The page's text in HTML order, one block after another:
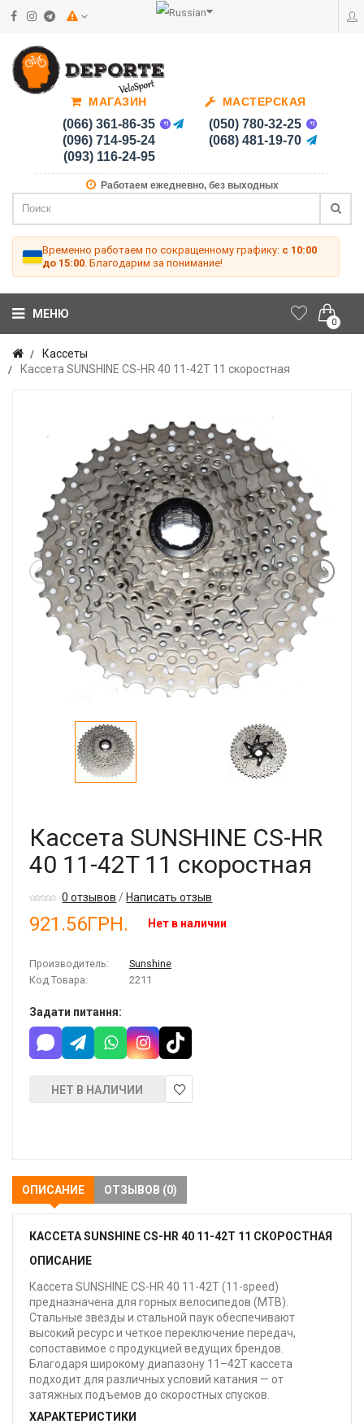
МАГАЗИН
(066) 361-86-35
(096) 714-95-24
(093) 116-24-95
МАСТЕРСКАЯ
(050) 780-32-25
(068) 481-19-70
Работаем ежедневно, без выходных
Временно работаем по сокращенному графику: с 10:00
до 15:00 . Благодарим за понимание!
0
МЕНЮ
Кассеты
Кассета SUNSHINE CS-HR 40 11-42T 11 скоростная
Кассета SUNSHINE CS-HR
40 11-42T 11 скоростная
0 отзывов /Написать отзыв
921.56ГРН. Нет в наличии
Производитель:
Sunshine
Код Товара:
2211
Задати питання:
НЕТ В НАЛИЧИИ
ОПИСАНИЕ ОТЗЫВОВ (0)
КАССЕТА SUNSHINE CS-HR 40 11-42T 11 СКОРОСТНАЯ
ОПИСАНИЕ
Кассета SUNSHINE CS-HR 40 11-42T (11-speed)
предназначена для горных велосипедов (MTB).
Стальные звезды и стальной паук обеспечивают
высокий ресурс и четкое переключение передач,
сопоставимое с продукцией ведущих брендов.
Благодаря широкому диапазону 11–42T кассета
подходит для различных условий катания — от
затяжных подъемов до скоростных спусков.
ХАРАКТЕРИСТИКИ